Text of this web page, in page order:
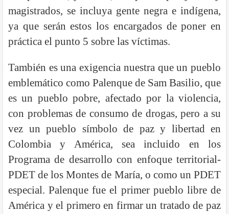
magistrados, se incluya gente negra e indígena,
ya que serán estos los encargados de poner en
práctica el punto 5 sobre las víctimas.
También es una exigencia nuestra que un pueblo
emblemático como Palenque de Sam Basilio, que
es un pueblo pobre, afectado por la violencia,
con problemas de consumo de drogas, pero a su
vez un pueblo símbolo de paz y libertad en
Colombia y América, sea incluido en los
Programa de desarrollo con enfoque territorial-
PDET de los Montes de María, o como un PDET
especial. Palenque fue el primer pueblo libre de
América y el primero en firmar un tratado de paz